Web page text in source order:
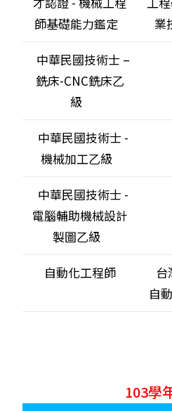
師基礎能力鑑定
業
中華民國技術士 –
銑床-CNC銑床乙
級
中華民國技術士 -
機械加工乙級
中華民國技術士 -
電腦輔助機械設計
製圖乙級
自動化工程師
自
103學